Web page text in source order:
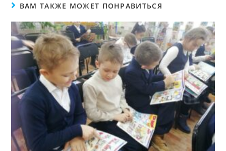
ВАМ ТАКЖЕ МОЖЕТ ПОНРАВИТЬСЯ